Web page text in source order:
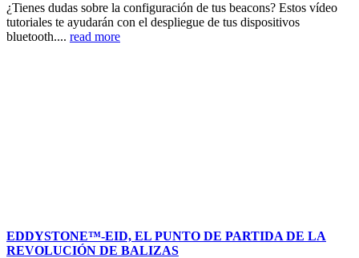
¿Tienes dudas sobre la configuración de tus beacons? Estos vídeo
tutoriales te ayudarán con el despliegue de tus dispositivos
bluetooth.... read more
EDDYSTONE™-EID, EL PUNTO DE PARTIDA DE LA
REVOLUCIÓN DE BALIZAS